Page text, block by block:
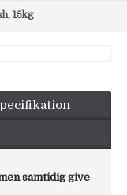
15kg
samtidig give